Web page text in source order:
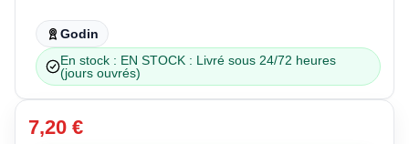
Godin
En stock : EN STOCK : Livré sous 24/72 heures
(jours ouvrés)
7,20 €